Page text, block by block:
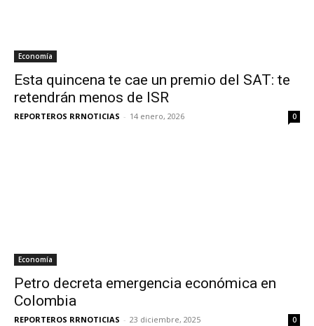
Economía
Esta quincena te cae un premio del SAT: te
retendrán menos de ISR
REPORTEROS RRNOTICIAS - 14 enero, 2026 0
Economía
Petro decreta emergencia económica en
Colombia
REPORTEROS RRNOTICIAS - 23 diciembre, 2025 0